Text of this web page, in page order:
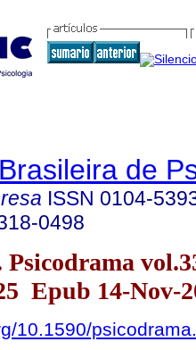
de
ISSN 0104-
0498
Psicodrama
Epub 14-Nov-
10.1590/